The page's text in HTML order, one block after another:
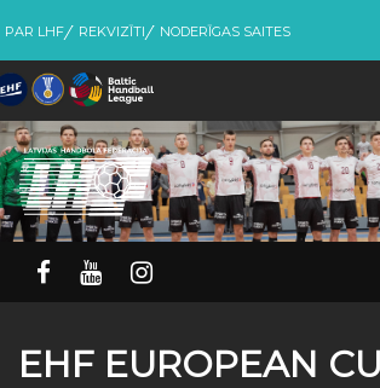
PAR LHF REKVIZĪTI NODERĪGAS SAITES
EHF EUROPEAN